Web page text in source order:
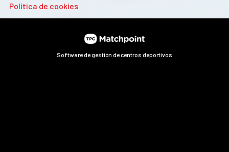
Política de cookies
Software de gestión de centros deportivos